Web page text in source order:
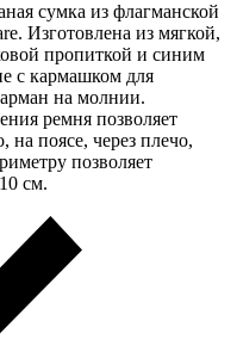
сумка из флагманской
Изготовлена из мягкой,
пропиткой и синим
с кармашком для
на молнии.
ремня позволяет
на поясе, через плечо,
позволяет
см.